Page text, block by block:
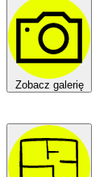
Zobacz galerię